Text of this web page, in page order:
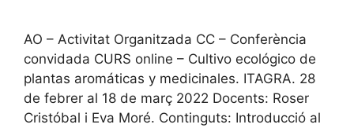
AO – Activitat Organitzada CC – Conferència
convidada CURS online – Cultivo ecológico de
plantas aromáticas y medicinales. ITAGRA. 28
de febrer al 18 de març 2022 Docents: Roser
Cristóbal i Eva Moré. Continguts: Introducció al